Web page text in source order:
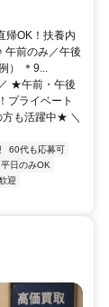
アポ・販売経
帰OK！扶養内
前のみ／午後
） ＊9...
★午前・午後
プライベート
も活躍中★ ＼
60代も応募可
平日のみOK
迎